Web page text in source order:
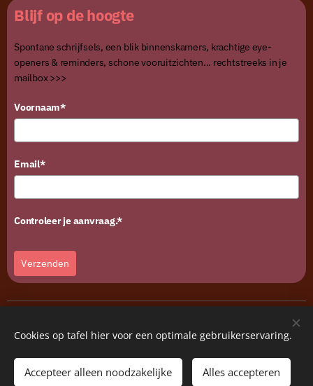
Blijf op de hoogte
Spontane schrijfsels, een blik binnenskamers, krachtige eye-
openers & reminders, schone vooruitzichten... rechtstreeks in je
mailbox >>>
Voornaam*
Email*
Controleer je aanvraag.*
Verzenden
RPR Gent |Algemene Voorwaarden|Verzend- & Retourbeleid
Cookies
Cookies op tafel hier voor een optimale gebruikerservaring.
Accepteer alleen noodzakelijke Alles accepteren